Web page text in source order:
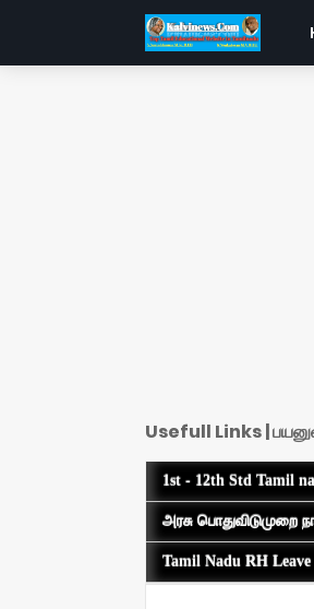
Usefull Links |
1st - 12th Std Tamil
அரசு பொதுவிடுமுறை
Tamil Nadu RH